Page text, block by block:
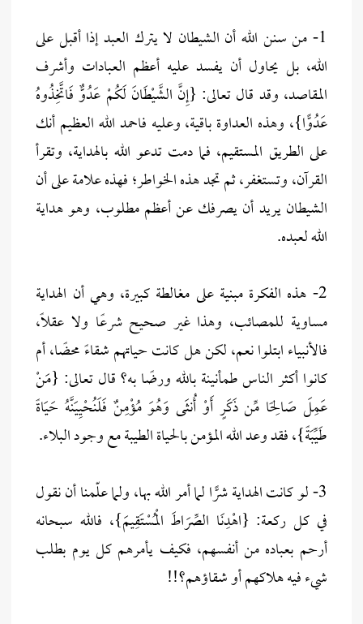
1- من سنن الله أن الشيطان لا يترك العبد إذا أقبل على
الله، بل يحاول أن يفسد عليه أعظم العبادات وأشرف
المقاصد، وقد قال تعالى: {إِنَّ الشَّيْطَانَ لَكُمْ عَدُوٌّ فَاتَّخِذُوهُ
عَدُوًّا}، وهذه العداوة باقية، وعليه فاحمد الله العظيم أنك
على الطريق المستقيم، فما دمت تدعو الله بالهداية، وتقرأ
القرآن، وتستغفر، ثم تجد هذه الخواطر؛ فهذه علامة على أن
الشيطان يريد أن يصرفك عن أعظم مطلوب، وهو هداية
الله لعبده.
2- هذه الفكرة مبنية على مغالطة كبيرة، وهي أن الهداية
مساوية للمصائب، وهذا غير صحيح شرعًا ولا عقلًا،
فالأنبياء ابتلوا نعم، لكن هل كانت حياتهم شقاءً محضًا، أم
كانوا أكثر الناس طمأنينة بالله ورضًا به؟ قال تعالى: {مَنْ
عَمِلَ صَالِحًا مِّن ذَكَرٍ أَوْ أُنثَى وَهُوَ مُؤْمِنٌ فَلَنُحْيِيَنَّهُ حَيَاةً
طَيِّبَةً}، فقد وعد الله المؤمن بالحياة الطيبة مع وجود البلاء.
3- لو كانت الهداية شرًّا لما أمر الله بها، ولما علّمنا أن نقول
في كل ركعة: {اهْدِنَا الصِّرَاطَ الْمُسْتَقِيمَ}، فالله سبحانه
أرحم بعباده من أنفسهم، فكيف يأمرهم كل يوم بطلب
شيء فيه هلاكهم أو شقاؤهم؟!!